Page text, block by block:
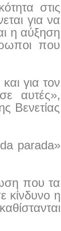
στις
για να
η αύξηση
που
για τον
αυτές»,
Βενετίας
parada»
που τα
κίνδυνο η